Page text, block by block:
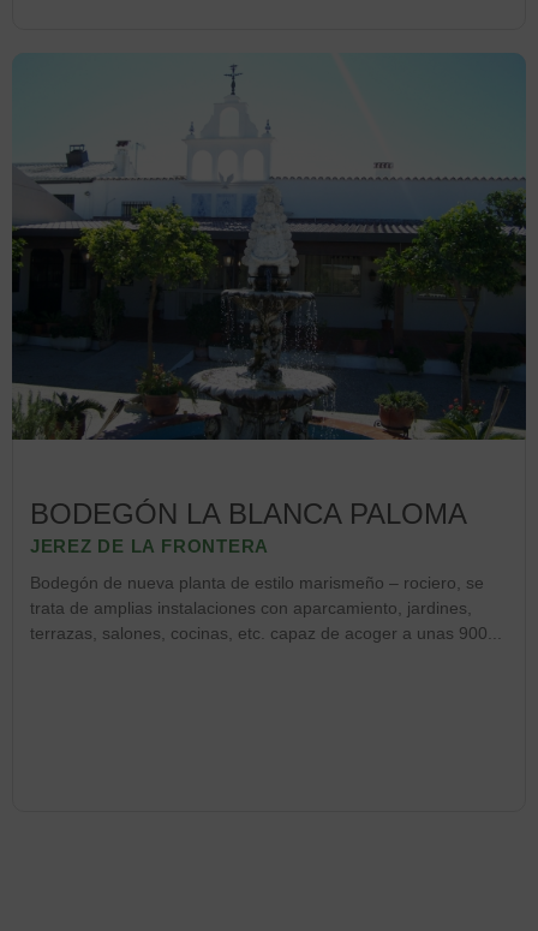
BODEGÓN LA BLANCA PALOMA
JEREZ DE LA FRONTERA
Bodegón de nueva planta de estilo marismeño – rociero, se
trata de amplias instalaciones con aparcamiento, jardines,
terrazas, salones, cocinas, etc. capaz de acoger a unas 900...